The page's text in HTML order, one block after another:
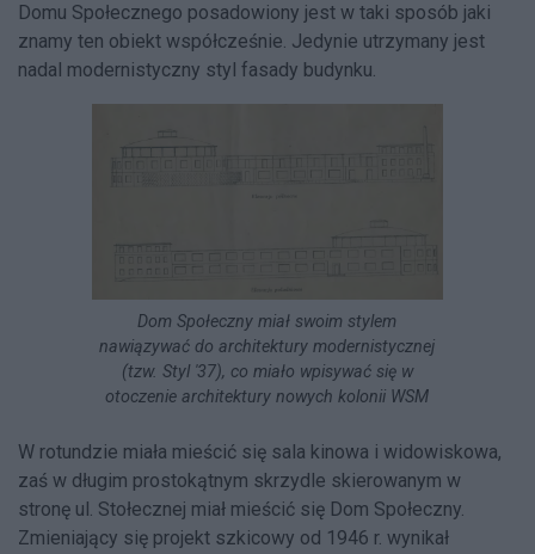
Domu Społecznego posadowiony jest w taki sposób jaki
znamy ten obiekt współcześnie. Jedynie utrzymany jest
nadal modernistyczny styl fasady budynku.
Dom Społeczny miał swoim stylem
nawiązywać do architektury modernistycznej
(tzw. Styl '37), co miało wpisywać się w
otoczenie architektury nowych kolonii WSM
W rotundzie miała mieścić się sala kinowa i widowiskowa,
zaś w długim prostokątnym skrzydle skierowanym w
stronę ul. Stołecznej miał mieścić się Dom Społeczny.
Zmieniający się projekt szkicowy od 1946 r. wynikał